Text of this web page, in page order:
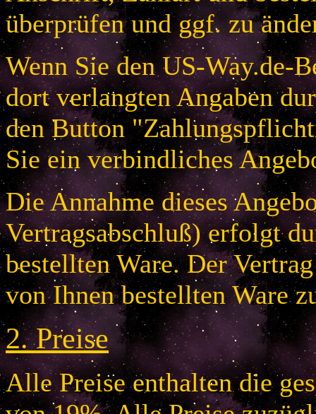
überprüfen und ggf. zu
Wenn Sie den US-Way.de-
dort verlangten Angaben
den Button
Sie ein verbindliches
Die Annahme dieses
Vertragsabschluß) erfolgt
bestellten Ware. Der
von Ihnen bestellten Ware
2.Preise
Alle Preise enthalten die